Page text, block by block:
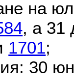
на
, а 31
1701;
30